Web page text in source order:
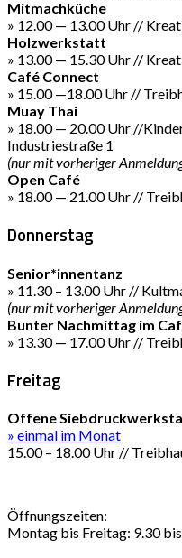
Mitmachküche
» 12.00 — 13.00 Uhr //
Holzwerkstatt
» 13.00 — 15.30 Uhr //
Café Connect
» 15.00 —18.00 Uhr //
Muay Thai
» 18.00 — 20.00 Uhr //
Industriestraße 1
(nur mit vorheriger
Open Café
» 18.00 — 21.00 Uhr //
Donnerstag
Senior*innentanz
» 11.30 – 13.00 Uhr //
(nur mit vorheriger
Bunter Nachmittag im
» 13.30 — 17.00 Uhr //
Freitag
Offene
» einmal im Monat
15.00 – 18.00 Uhr //
Öffnungszeiten:
Montag bis Freitag: 9.30